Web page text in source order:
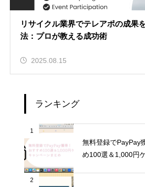
リサイクル業界でテレアポの成果
法：プロが教える成功術
2025.08.15
ランキング
1
無料登録でPayPay
め100選＆1,000円
2